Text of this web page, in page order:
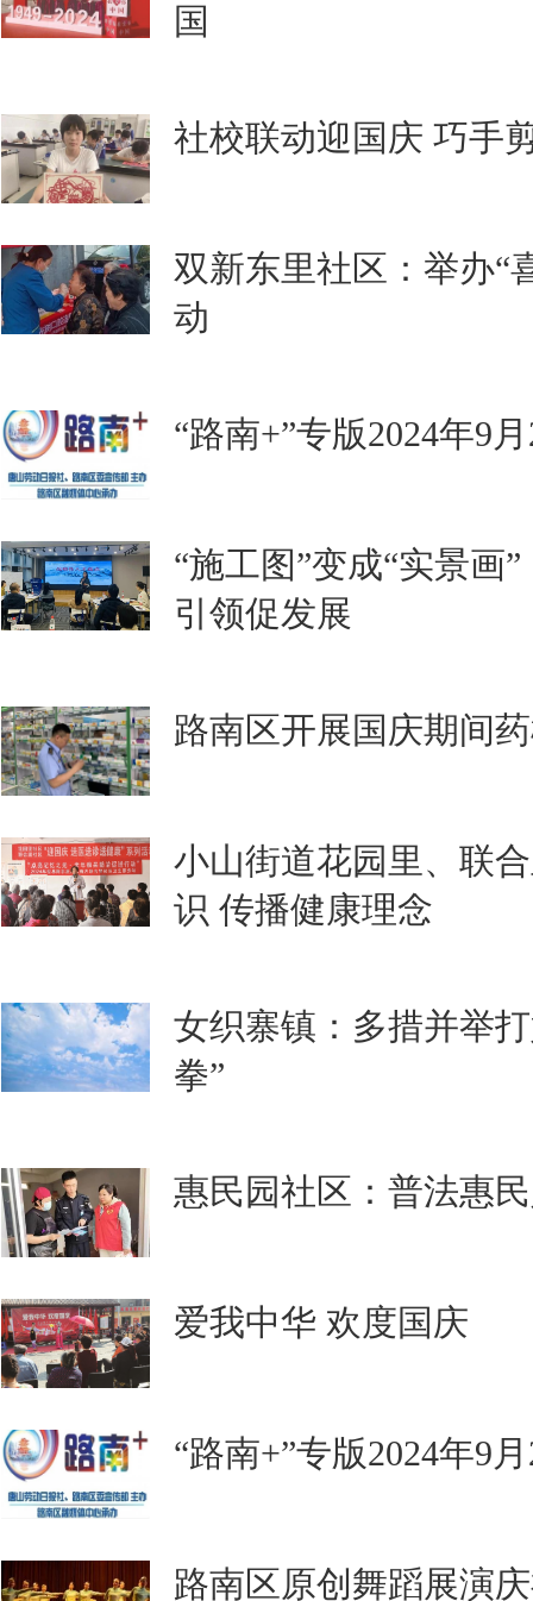
国
社校联动迎国庆 巧手
双新东里社区：举办“
动
“路南+”专版2024年9
“施工图”变成“实景画
引领促发展
路南区开展国庆期间
小山街道花园里、联
识 传播健康理念
女织寨镇：多措并举
拳”
惠民园社区：普法惠
爱我中华 欢度国庆
“路南+”专版2024年9
路南区原创舞蹈展演